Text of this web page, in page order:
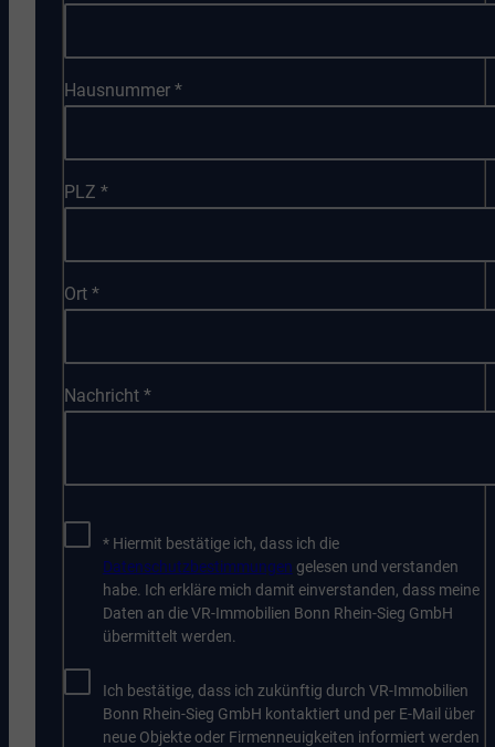
Hausnummer*
PLZ*
Ort*
Nachricht*
* Hiermit bestätige ich, dass ich die
Datenschutzbestimmungen gelesen und verstanden
habe. Ich erkläre mich damit einverstanden, dass meine
Daten an die VR-Immobilien Bonn Rhein-Sieg GmbH
übermittelt werden.
Ich bestätige, dass ich zukünftig durch VR-Immobilien
Bonn Rhein-Sieg GmbH kontaktiert und per E-Mail über
neue Objekte oder Firmenneuigkeiten informiert werden